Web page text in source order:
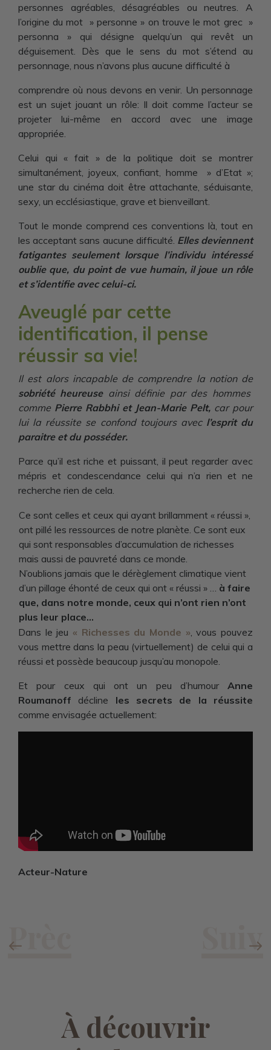
personnes agréables, désagréables ou neutres. A
l’origine du mot » personne » on trouve le mot grec »
personna » qui désigne quelqu’un qui revêt un
déguisement. Dès que le sens du mot s’étend au
personnage, nous n’avons plus aucune difficulté à
comprendre où nous devons en venir. Un personnage
est un sujet jouant un rôle: Il doit comme l’acteur se
projeter lui-même en accord avec une image
appropriée.
Celui qui « fait » de la politique doit se montrer
simultanément, joyeux, confiant, homme » d’Etat »;
une star du cinéma doit être attachante, séduisante,
sexy, un ecclésiastique, grave et bienveillant.
Tout le monde comprend ces conventions là, tout en
les acceptant sans aucune difficulté. Elles deviennent
fatigantes seulement lorsque l’individu intéressé
oublie que, du point de vue humain, il joue un rôle
et s’identifie avec celui-ci.
Aveuglé par cette
identification, il pense
réussir sa vie!
Il est alors incapable de comprendre la notion de
sobriété heureuseainsi définie par des hommes
comme Pierre Rabbhi et Jean-Marie Pelt, car pour
lui la réussite se confond toujours avec l’esprit du
paraitre et du posséder.
Parce qu’il est riche et puissant, il peut regarder avec
mépris et condescendance celui qui n’a rien et ne
recherche rien de cela.
Ce sont celles et ceux qui ayant brillamment « réussi »,
ont pillé les ressources de notre planète. Ce sont eux
qui sont responsables d’accumulation de richesses
mais aussi de pauvreté dans ce monde.
N’oublions jamais que le dérèglement climatique vient
d’un pillage éhonté de ceux qui ont « réussi » … à faire
que, dans notre monde, ceux qui n’ont rien n’ont
plus leur place…
Dans le jeu « Richesses du Monde », vous pouvez
vous mettre dans la peau (virtuellement) de celui qui a
réussi et possède beaucoup jusqu’au monopole.
Et pour ceux qui ont un peu d’humour Anne
Roumanoff décline les secrets de la réussite
comme envisagée actuellement:
Acteur-Nature
À découvrir